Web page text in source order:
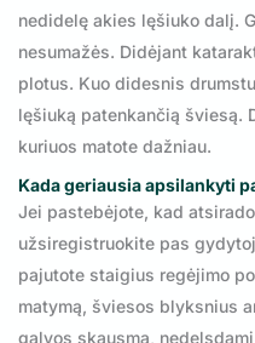
nedidelę akies lęšiuko dalį.
nesumažės. Didėjant
plotus. Kuo didesnis
lęšiuką patenkančią šviesą.
kuriuos matote dažniau.
Kada geriausia apsilankyti
Jei pastebėjote, kad
užsiregistruokite pas
pajutote staigius regėjimo
matymą, šviesos blyksnius
galvos skausmą,